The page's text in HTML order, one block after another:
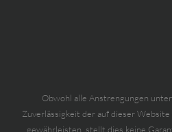
Obwohl alle Anstrengungen
Zuverlässigkeit der auf dieser
gewährleisten, stellt dies keine